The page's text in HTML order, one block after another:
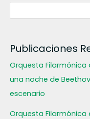
Publicaciones
Orquesta Filarmónica
una noche de
escenario
Orquesta Filarmónica